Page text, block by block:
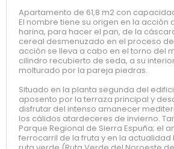
Apartamento de 61,8 m2 con
El nombre tiene su origen en la acción
harina, para hacer el pan, de la
cereal desmenuzado en el proceso
acción se lleva a cabo en el torno del
cilindro recubierto de seda, a su
molturado por la pareja piedras.
Situado en la planta segunda del
aposento por la terraza principal y
disfrutar del intenso amanecer
los cálidos atardeceres de invierno.
Parque Regional de Sierra Espuña; el
ferrocarril de la fruta y en la